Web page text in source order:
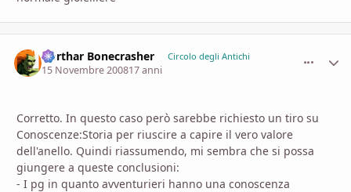
Gorthar Bonecrasher Circolo degli Antichi
15 Novembre 200817 anni
Corretto. In questo caso però sarebbe richiesto un tiro su
Conoscenze:Storia per riuscire a capire il vero valore
dell'anello. Quindi riassumendo, mi sembra che si possa
giungere a queste conclusioni:
- I pg in quanto avventurieri hanno una conoscenza